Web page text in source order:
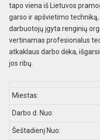
tapo viena iš Lietuvos
garso ir apšvietimo
darbuotojų įgyta renginių
vertinamas profesionalus
atkaklaus darbo dėka,
jos ribų.
Miestas:
Darbo d. Nuo:
Šeštadienį Nuo: